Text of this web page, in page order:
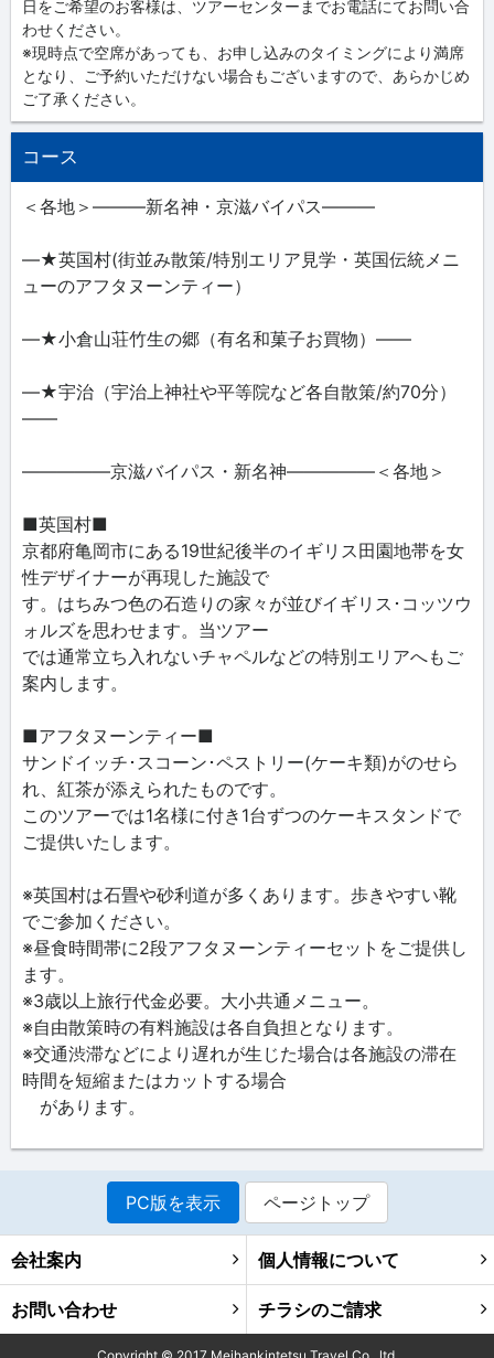
日をご希望のお客様は、ツアーセンターまでお電話にてお問い合
わせください。
※現時点で空席があっても、お申し込みのタイミングにより満席
となり、ご予約いただけない場合もございますので、あらかじめ
ご了承ください。
コース
＜各地＞―――新名神・京滋バイパス―――
―★英国村(街並み散策/特別エリア見学・英国伝統メニ
ューのアフタヌーンティー）
―★小倉山荘竹生の郷（有名和菓子お買物）――
―★宇治（宇治上神社や平等院など各自散策/約70分）
――
―――――京滋バイパス・新名神―――――＜各地＞
■英国村■
京都府亀岡市にある19世紀後半のイギリス田園地帯を女
性デザイナーが再現した施設で
す。はちみつ色の石造りの家々が並びイギリス･コッツウ
ォルズを思わせます。当ツアー
では通常立ち入れないチャペルなどの特別エリアへもご
案内します。
■アフタヌーンティー■
サンドイッチ･スコーン･ペストリー(ケーキ類)がのせら
れ、紅茶が添えられたものです。
このツアーでは1名様に付き1台ずつのケーキスタンドで
ご提供いたします。
※英国村は石畳や砂利道が多くあります。歩きやすい靴
でご参加ください。
※昼食時間帯に2段アフタヌーンティーセットをご提供し
ます。
※3歳以上旅行代金必要。大小共通メニュー。
※自由散策時の有料施設は各自負担となります。
※交通渋滞などにより遅れが生じた場合は各施設の滞在
時間を短縮またはカットする場合
があります。
PC版を表示 ページトップ
会社案内 個人情報について
お問い合わせ チラシのご請求